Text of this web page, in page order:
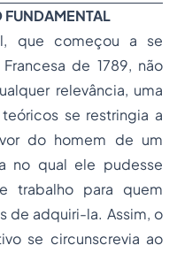
FUNDAMENTAL
que começou a se
de 1789, não
relevância, uma
se restringia a
do homem de um
no qual ele pudesse
trabalho para quem
de adquiri-la. Assim, o
se circunscrevia ao